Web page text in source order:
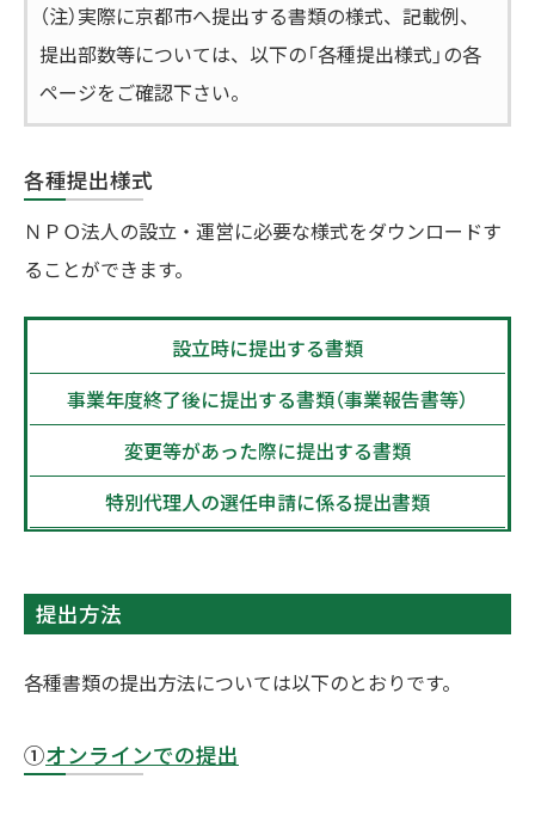
（注）実際に京都市へ提出する書類の様式、記載例、
提出部数等については、以下の「各種提出様式」の各
ページをご確認下さい。
各種提出様式
ＮＰＯ法人の設立・運営に必要な様式をダウンロードす
ることができます。
設立時に提出する書類
事業年度終了後に提出する書類（事業報告書等）
変更等があった際に提出する書類
特別代理人の選任申請に係る提出書類
提出方法
各種書類の提出方法については以下のとおりです。
①オンラインでの提出